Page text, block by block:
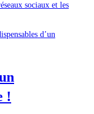
sociaux et les
!